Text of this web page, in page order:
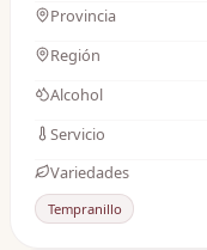
Provincia
Región
Alcohol
Servicio
Variedades
Tempranillo